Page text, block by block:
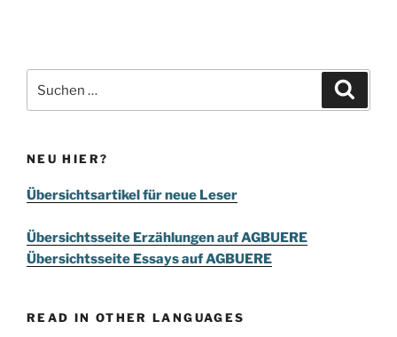
nach:
NEU HIER?
Übersichtsartikel für neue Leser
Übersichtsseite Erzählungen auf AGBUERE
Übersichtsseite Essays auf AGBUERE
READ IN OTHER LANGUAGES